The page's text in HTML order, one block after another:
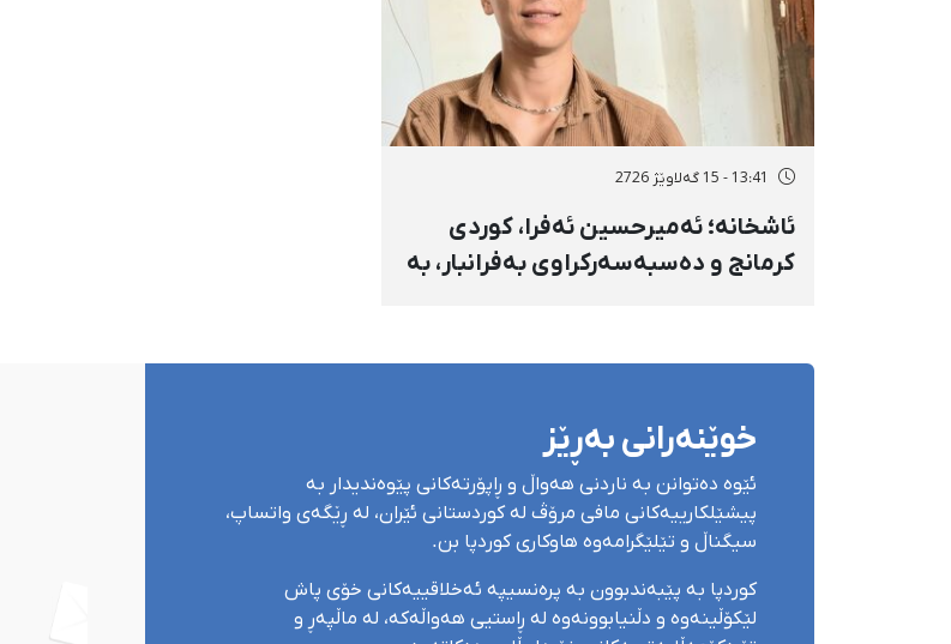
13:41 - 15 گەلاوێژ 2726
ئاشخانە؛ ئەمیرحسین ئەفرا، کوردی
کرمانج و دەسبەسەرکراوی بەفرانبار، بە
خوێنەرانی بەڕێز
ئێوە دەتوانن بە ناردنی هەواڵ و ڕاپۆرتەکانی پێوەندیدار بە
پیشێلکارییەکانی مافی مرۆڤ لە کوردستانی ئێران، لە ڕێگەی واتساپ،
سیگناڵ و تێلێگرامەوە هاوکاری کوردپا بن.
کوردپا بە پێبەندبوون بە پرەنسیپە ئەخلاقییەکانی خۆی پاش
لێکۆڵینەوە و دڵنیابوونەوە لە ڕاستیی هەواڵەکە، لە ماڵپەڕ و